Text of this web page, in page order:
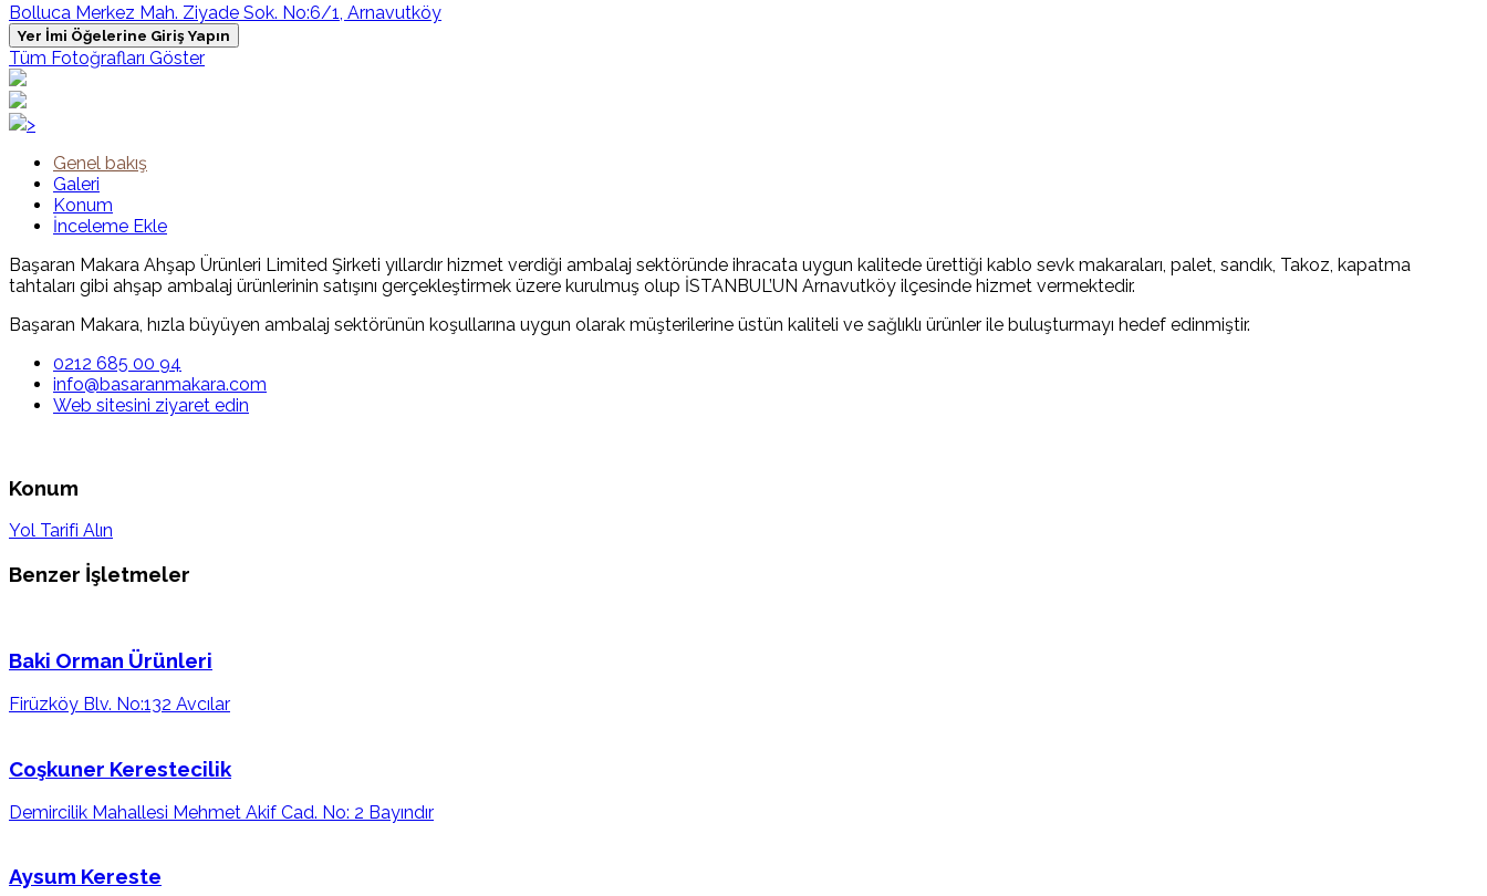
Bolluca Merkez Mah. Ziyade Sok. No:6/1, Arnavutköy
Yer İmi Öğelerine Giriş Yapın
Tüm Fotoğrafları Göster
>
Genel bakış
Galeri
Konum
İnceleme Ekle
Başaran Makara Ahşap Ürünleri Limited Şirketi yıllardır hizmet verdiği ambalaj sektöründe ihracata uygun kalitede ürettiği kablo sevk makaraları, palet, sandık, Takoz, kapatma
tahtaları gibi ahşap ambalaj ürünlerinin satışını gerçekleştirmek üzere kurulmuş olup İSTANBUL’UN Arnavutköy ilçesinde hizmet vermektedir.
Başaran Makara, hızla büyüyen ambalaj sektörünün koşullarına uygun olarak müşterilerine üstün kaliteli ve sağlıklı ürünler ile buluşturmayı hedef edinmiştir.
0212 685 00 94
info@basaranmakara.com
Web sitesini ziyaret edin
Konum
Yol Tarifi Alın
Benzer İşletmeler
Baki Orman Ürünleri
Firüzköy Blv. No:132 Avcılar
Coşkuner Kerestecilik
Demircilik Mahallesi Mehmet Akif Cad. No: 2 Bayındır
Aysum Kereste